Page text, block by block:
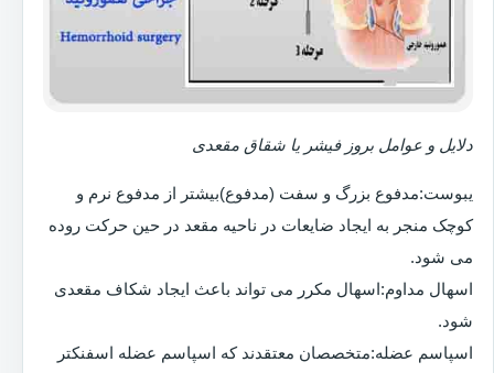
دلایل و عوامل بروز فیشر یا شقاق مقعدی
یبوست:مدفوع بزرگ و سفت (مدفوع)بیشتر از مدفوع نرم و
کوچک منجر به ایجاد ضایعات در ناحیه مقعد در حین حرکت روده
می شود.
اسهال مداوم:اسهال مکرر می تواند باعث ایجاد شکاف مقعدی
شود.
اسپاسم عضله:متخصصان معتقدند که اسپاسم عضله اسفنکتر